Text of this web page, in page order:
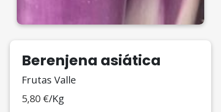
Berenjena asiática
Frutas Valle
5,80 €/Kg